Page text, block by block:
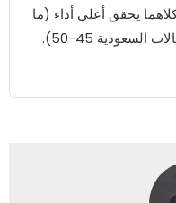
يحقق أعلى أداء (ما